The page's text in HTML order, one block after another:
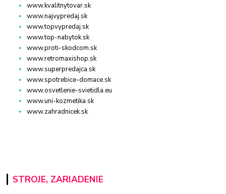
www.kvalitnytovar.sk
www.najvypredaj.sk
www.topvypredaj.sk
www.top-nabytok.sk
www.proti-skodcom.sk
www.retromaxishop.sk
www.superpredajca.sk
www.spotrebice-domace.sk
www.osvetlenie-svietidla.eu
www.uni-kozmetika.sk
www.zahradnicek.sk
STROJE, ZARIADENIE